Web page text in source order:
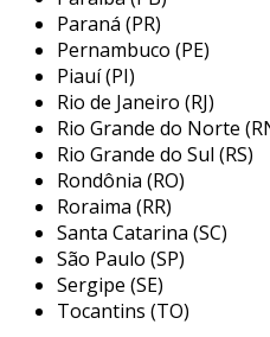
o filtro de sucção é
diversas aplicações de
climatização, sendo
eficiência e a durabilidade
algumas de suas principais
refrigeração industrial:
industriais, o filtro de
contaminação do
danos a compressores
eficiência do sistema.
Paraná (PR)
Pernambuco (PE)
Piauí (PI)
Rio de Janeiro (RJ)
Rio Grande do Norte
Rio Grande do Sul (RS)
Rondônia (RO)
Roraima (RR)
Santa Catarina (SC)
São Paulo (SP)
Sergipe (SE)
Tocantins (TO)